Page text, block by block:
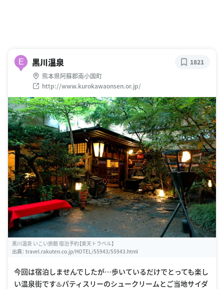
E 黒川温泉
熊本県阿蘇郡南小国町
http://www.kurokawaonsen.or.jp/
1821
黒川温泉 いこい旅館 宿泊予約【楽天トラベル】
出典： travel.rakuten.co.jp/HOTEL/55943/55943.html
今回は宿泊しませんでしたが…歩いているだけでとっても楽し
い温泉街です♨️パティスリーのシュークリームとご当地サイダ